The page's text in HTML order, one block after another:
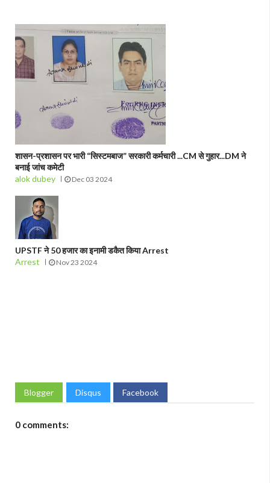
शासन-प्रशासन पर भारी “सिस्टमबाज” सरकारी कर्मचारी ...CM से गुहार...DM ने
बनाई जांच कमेटी
alok dubey
Dec 03 2024
UPSTF ने 50 हजार का इनामी डकैत किया Arrest
Arrest
Nov 23 2024
Blogger Disqus Facebook
0 comments: